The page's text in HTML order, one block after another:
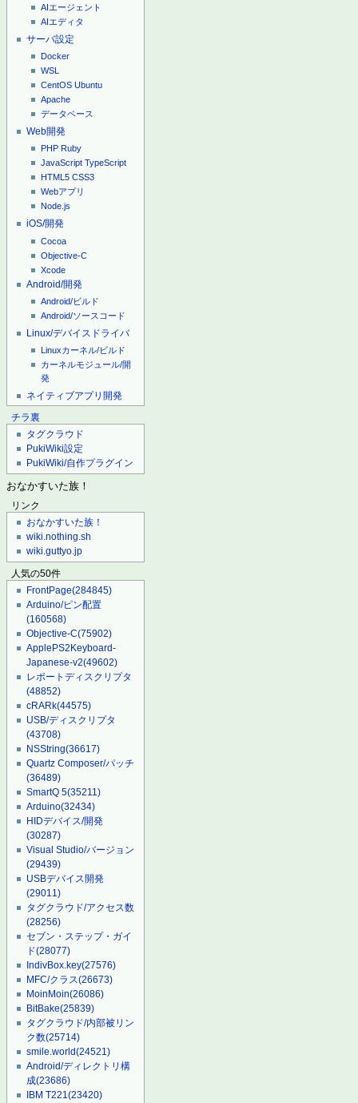
AIエージェント
AIエディタ
サーバ設定
Docker
WSL
CentOS Ubuntu
Apache
データベース
Web開発
PHP Ruby
JavaScript TypeScript
HTML5 CSS3
Webアプリ
Node.js
iOS/開発
Cocoa
Objective-C
Xcode
Android/開発
Android/ビルド
Android/ソースコード
Linux/デバイスドライバ
Linuxカーネル/ビルド
カーネルモジュール/開
発
ネイティブアプリ開発
チラ裏
タグクラウド
PukiWiki設定
PukiWiki/自作プラグイン
おなかすいた族！
リンク
おなかすいた族！
wiki.nothing.sh
wiki.guttyo.jp
人気の50件
FrontPage(284845)
Arduino/ピン配置
(160568)
Objective-C(75902)
ApplePS2Keyboard-
Japanese-v2(49602)
レポートディスクリプタ
(48852)
cRARk(44575)
USB/ディスクリプタ
(43708)
NSString(36617)
Quartz Composer/パッチ
(36489)
SmartQ 5(35211)
Arduino(32434)
HIDデバイス/開発
(30287)
Visual Studio/バージョン
(29439)
USBデバイス開発
(29011)
タグクラウド/アクセス数
(28256)
セブン・ステップ・ガイ
ド(28077)
IndivBox.key(27576)
MFC/クラス(26673)
MoinMoin(26086)
BitBake(25839)
タグクラウド/内部被リン
ク数(25714)
smile.world(24521)
Android/ディレクトリ構
成(23686)
IBM T221(23420)